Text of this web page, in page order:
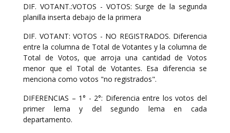
DIF. VOTANT.:VOTOS - VOTOS: Surge de la segunda
planilla inserta debajo de la primera
DIF. VOTANT: VOTOS - NO REGISTRADOS. Diferencia
entre la columna de Total de Votantes y la columna de
Total de Votos, que arroja una cantidad de Votos
menor que el Total de Votantes. Esa diferencia se
menciona como votos "no registrados".
DIFERENCIAS – 1° - 2°: Diferencia entre los votos del
primer lema y del segundo lema en cada
departamento.